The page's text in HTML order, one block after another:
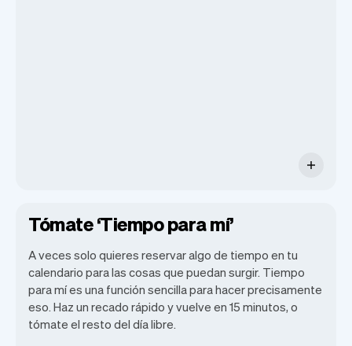
Tómate ‘Tiempo para mí’
A veces solo quieres reservar algo de tiempo en tu
calendario para las cosas que puedan surgir. Tiempo
para mí es una función sencilla para hacer precisamente
eso. Haz un recado rápido y vuelve en 15 minutos, o
tómate el resto del día libre.